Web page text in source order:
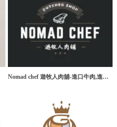
Nomad chef 遊牧人肉舖-進口牛肉,進口